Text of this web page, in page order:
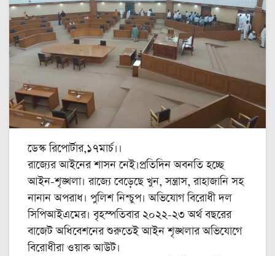
ডেস্ক রিপোর্টার,১৭মার্চ।।
রাজ্যের আইনের শাসন নেই।প্রতিদিন অবনতি হচ্ছে
আইন-শৃঙ্খলা। রাজ্যে বেড়েছে খুন, সন্ত্রাস, রাহাজানি সহ
নানান অপরাধ। পুলিশ নিশ্চুপ। অভিযোগ বিরোধী দল
সিপিআইএমের। বৃহস্পতিবার ২০২২-২৩ অর্থ বছরের
বাজেট অধিবেশনের শুরুতেই আইন শৃঙ্খলার অভিযোগে
বিরোধীরা ওয়াক আউট।